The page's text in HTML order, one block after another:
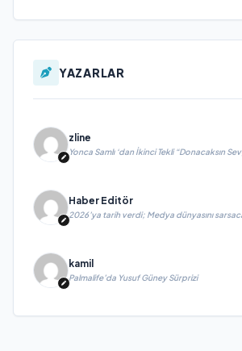
YAZARLAR
zline
Yonca Samlı ‘dan İkinci Tekli “Donacaksın
Haber Editör
2026’ya tarih verdi; Medya dünyasını
kamil
Palmalife’da Yusuf Güney Sürprizi